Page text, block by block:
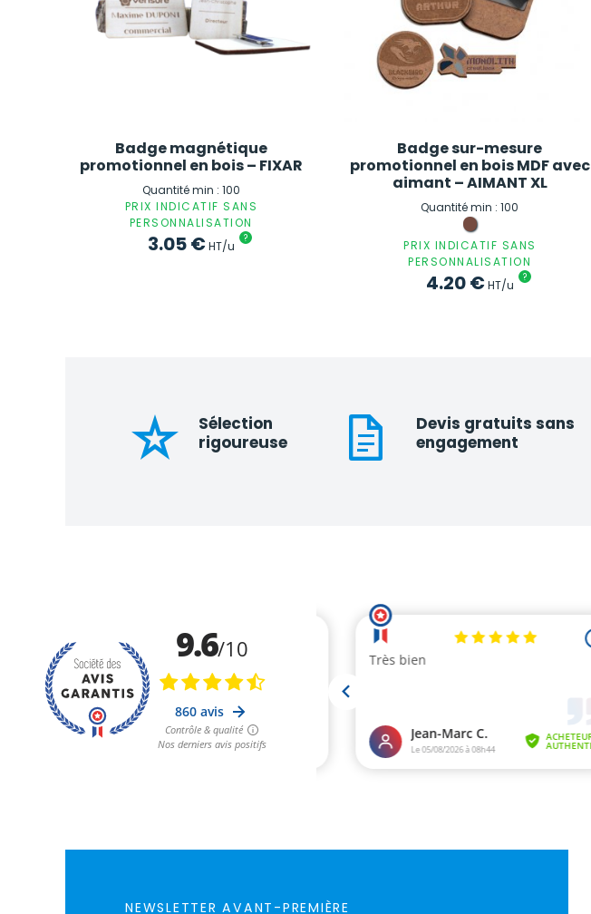
Badge magnétique
promotionnel en bois – FIXAR
Quantité min : 100
PRIX INDICATIF SANS
PERSONNALISATION
3.05€HT/u
?
Badge sur-mesure
promotionnel en bois MDF avec
aimant – AIMANT XL
Quantité min : 100
PRIX INDICATIF SANS
PERSONNALISATION
4.20€HT/u
?
Sélection
rigoureuse
Devis gratuits sans
engagement
NEWSLETTER AVANT-PREMIÈRE